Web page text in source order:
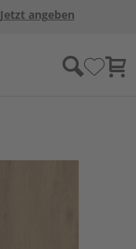
Jetzt angeben